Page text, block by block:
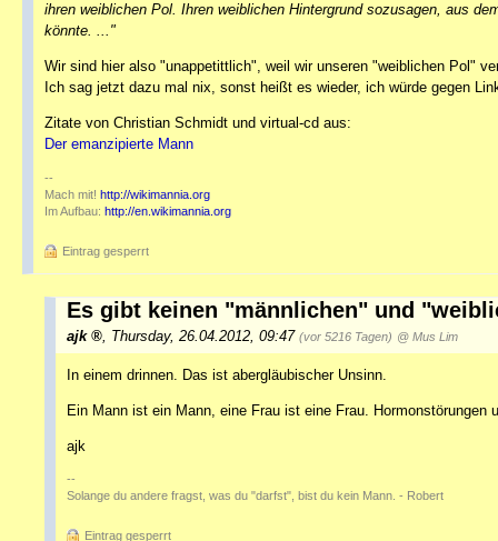
ihren weiblichen Pol. Ihren weiblichen Hintergrund sozusagen, aus
könnte. ..."
Wir sind hier also "unappetittlich", weil wir unseren "weiblichen Pol"
Ich sag jetzt dazu mal nix, sonst heißt es wieder, ich würde gegen
Zitate von Christian Schmidt und virtual-cd aus:
Der emanzipierte Mann
--
Mach mit! http://wikimannia.org
Im Aufbau: http://en.wikimannia.org
Eintrag gesperrt
Es gibt keinen "männlichen" und
ajk Thursday, 26.04.2012, 09:47 (vor 5216 Tagen) @ Mus Lim
In einem drinnen. Das ist abergläubischer Unsinn.
Ein Mann ist ein Mann, eine Frau ist eine Frau. Hormonstörungen
ajk
--
Solange du andere fragst, was du "darfst", bist du kein Mann. - Robert
Eintrag gesperrt